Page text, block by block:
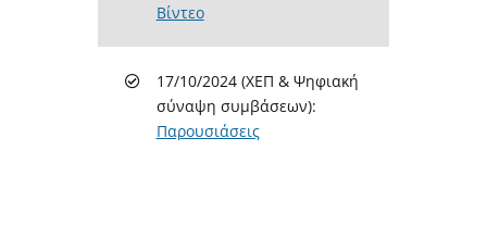
Βίντεο
17/10/2024 (ΧΕΠ & Ψηφιακή
σύναψη συμβάσεων):
Παρουσιάσεις